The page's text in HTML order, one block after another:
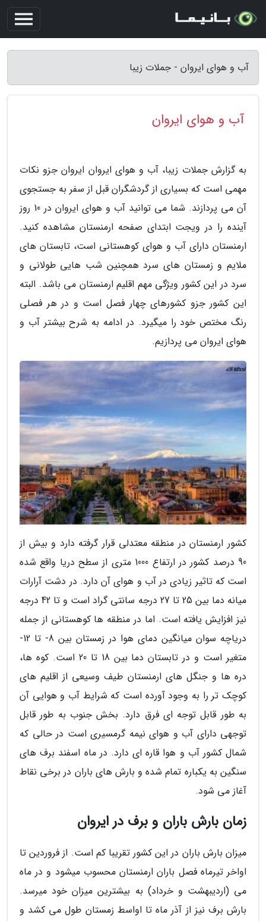
آب و هوای ایروان - جملات زیبا
آب و هوای ایروان
به گزارش جملات زیبا، آب و هوای ایروان ایروان جزو نکات
مهمی است که بسیاری از گردشگران قبل از سفر به جستجوی
آن می پردازند. شما می توانید آب و هوای ایروان در 10 روز
آینده را در ویجت ابتدای صفحه ارمنستان مشاهده کنید.
ارمنستان دارای آب و هوای کوهستانی است، تابستان های
ملایم و زمستان های سرد همچنین شب هایی طولانی و
سرد در این کشور ویژگی مهم اقلیم ارمنستان می باشد. البته
این کشور جزو کشورهای چهار فصل است و در هر فصلی
رنگ مختص خود را میگیرد. در ادامه به شرح بیشتر آب و
هوای ایروان می پردازیم.
کشور ارمنستان در منطقه معتدلی قرار گرفته دارد و بیش از
90 درصد کشور در ارتفاع 1000 متری از سطح دریا واقع شده
است که تاثیر زیادی در آب و هوای آن دارد. در دشت آرارات
میانه دما بین 25 تا 27 درجه سانتی گراد است و تا 42 درجه
نیز افزایش یافته است. اما در منطقه ها کوهستانی از جمله
دریاچه سوان میانگین دمای هوا در زمستان بین 8- تا 12-
متغیر است و در تابستان دما بین 18 تا 20 است. کوه ها،
دره ها و جنگل های ارمنستان طیف وسیعی از اقلیم های
کوچک تر را به وجود آورده است که شرایط آب و هوایی آن
به طور قابل توجه ای فرق دارد. بخش جنوب به طور قابل
توجهی دارای آب و هوای نیمه گرمسیری است در حالی که
شمال کشور آب و هوا قاره ای دارد. در ماه اسفند برف های
سنگین به یکباره تمام شده و بارش های باران در برخی نقاط
آغاز می شود.
زمان بارش باران و برف در ایروان
میزان بارش باران در این کشور تقریبا کم است. از فروردین تا
اواخر تیرماه فصل باران ارمنستان محسوب میشود و در ماه
می (اردیبهشت و خرداد) به بیشترین میزان خود میرسد.
بارش برف نیز از آذر ماه تا اواسط زمستان طول می کشد و